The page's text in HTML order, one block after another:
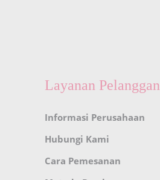
Layanan Pelanggan
Informasi Perusahaan
Hubungi Kami
Cara Pemesanan